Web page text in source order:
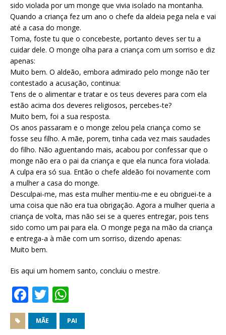
sido violada por um monge que vivia isolado na montanha.
Quando a criança fez um ano o chefe da aldeia pega nela e vai
até a casa do monge.
Toma, foste tu que o concebeste, portanto deves ser tu a
cuidar dele. O monge olha para a criança com um sorriso e diz
apenas:
Muito bem. O aldeão, embora admirado pelo monge não ter
contestado a acusação, continua:
Tens de o alimentar e tratar e os teus deveres para com ela
estão acima dos deveres religiosos, percebes-te?
Muito bem, foi a sua resposta.
Os anos passaram e o monge zelou pela criança como se
fosse seu filho. A mãe, porem, tinha cada vez mais saudades
do filho. Não aguentando mais, acabou por confessar que o
monge não era o pai da criança e que ela nunca fora violada.
A culpa era só sua. Então o chefe aldeão foi novamente com
a mulher a casa do monge.
Desculpai-me, mas esta mulher mentiu-me e eu obriguei-te a
uma coisa que não era tua obrigação. Agora a mulher queria a
criança de volta, mas não sei se a queres entregar, pois tens
sido como um pai para ela. O monge pega na mão da criança
e entrega-a à mãe com um sorriso, dizendo apenas:
Muito bem.
Eis aqui um homem santo, concluiu o mestre.
F
a
c
T
w
it
h
at
MÃE PAI